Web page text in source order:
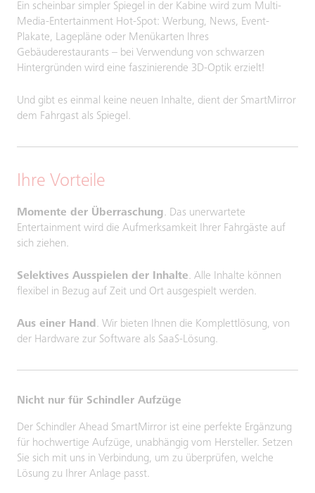
Ein scheinbar simpler Spiegel in der Kabine wird zum Multi-
Media-Entertainment Hot-Spot: Werbung, News, Event-
Plakate, Lagepläne oder Menükarten Ihres
Gebäuderestaurants – bei Verwendung von schwarzen
Hintergründen wird eine faszinierende 3D-Optik erzielt!
Und gibt es einmal keine neuen Inhalte, dient der SmartMirror
dem Fahrgast als Spiegel.
Ihre Vorteile
Momente der Überraschung. Das unerwartete
Entertainment wird die Aufmerksamkeit Ihrer Fahrgäste auf
sich ziehen.
Selektives Ausspielen der Inhalte. Alle Inhalte können
flexibel in Bezug auf Zeit und Ort ausgespielt werden.
Aus einer Hand . Wir bieten Ihnen die Komplettlösung, von
der Hardware zur Software als SaaS-Lösung.
Nicht nur für Schindler Aufzüge
Der Schindler Ahead SmartMirror ist eine perfekte Ergänzung
für hochwertige Aufzüge, unabhängig vom Hersteller. Setzen
Sie sich mit uns in Verbindung, um zu überprüfen, welche
Lösung zu Ihrer Anlage passt.